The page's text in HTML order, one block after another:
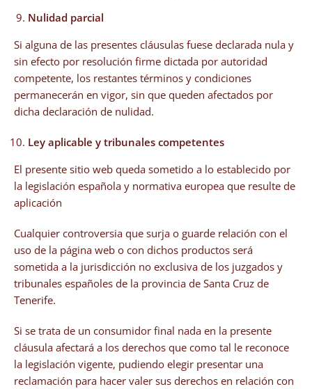
Nulidad parcial
Si alguna de las presentes cláusulas fuese declarada nula y
sin efecto por resolución firme dictada por autoridad
competente, los restantes términos y condiciones
permanecerán en vigor, sin que queden afectados por
dicha declaración de nulidad.
Ley aplicable y tribunales competentes
El presente sitio web queda sometido a lo establecido por
la legislación española y normativa europea que resulte de
aplicación
Cualquier controversia que surja o guarde relación con el
uso de la página web o con dichos productos será
sometida a la jurisdicción no exclusiva de los juzgados y
tribunales españoles de la provincia de Santa Cruz de
Tenerife.
Si se trata de un consumidor final nada en la presente
cláusula afectará a los derechos que como tal le reconoce
la legislación vigente, pudiendo elegir presentar una
reclamación para hacer valer sus derechos en relación con